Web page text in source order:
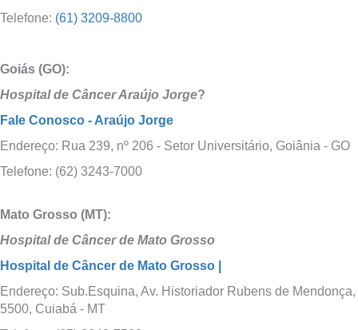
Telefone: (61) 3209-8800
Goiás (GO):
Hospital de Câncer Araújo Jorge?
Fale Conosco - Araújo Jorge
Endereço: Rua 239, nº 206 - Setor Universitário, Goiânia - GO
Telefone: (62) 3243-7000
Mato Grosso (MT):
Hospital de Câncer de Mato Grosso
Hospital de Câncer de Mato Grosso |
Endereço: Sub.Esquina, Av. Historiador Rubens de Mendonça,
5500, Cuiabá - MT